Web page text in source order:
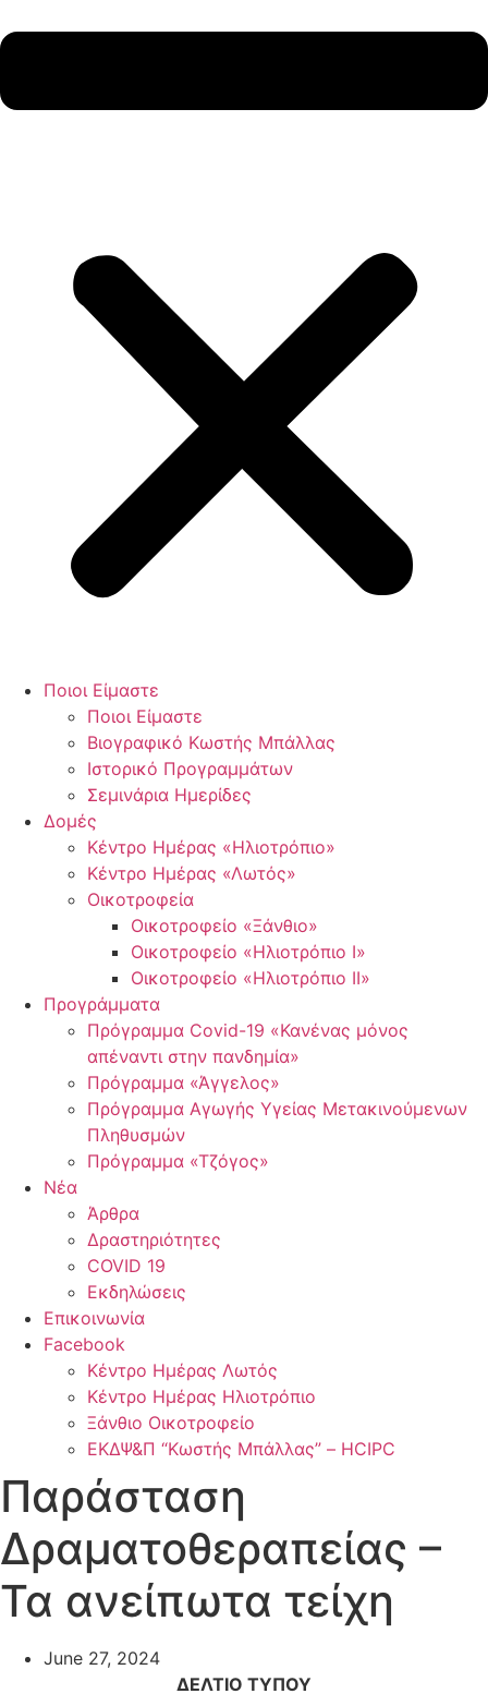
Ποιοι Είμαστε
Ποιοι Είμαστε
Βιογραφικό Κωστής Μπάλλας
Ιστορικό Προγραμμάτων
Σεμινάρια Ημερίδες
Δομές
Κέντρο Ημέρας «Ηλιοτρόπιο»
Κέντρο Ημέρας «Λωτός»
Οικοτροφεία
Οικοτροφείο «Ξάνθιο»
Οικοτροφείο «Ηλιοτρόπιο Ι»
Οικοτροφείο «Ηλιοτρόπιο ΙΙ»
Προγράμματα
Πρόγραμμα Covid-19 «Κανένας μόνος
απέναντι στην πανδημία»
Πρόγραμμα «Άγγελος»
Πρόγραμμα Αγωγής Υγείας Μετακινούμενων
Πληθυσμών
Πρόγραμμα «Τζόγος»
Νέα
Άρθρα
Δραστηριότητες
COVID 19
Εκδηλώσεις
Επικοινωνία
Facebook
Κέντρο Ημέρας Λωτός
Κέντρο Ημέρας Ηλιοτρόπιο
Ξάνθιο Οικοτροφείο
ΕΚΔΨ&Π “Κωστής Μπάλλας” – HCIPC
Παράσταση
Δραματοθεραπείας –
Τα ανείπωτα τείχη
June 27, 2024
ΔΕΛΤΙΟ ΤΥΠΟΥ